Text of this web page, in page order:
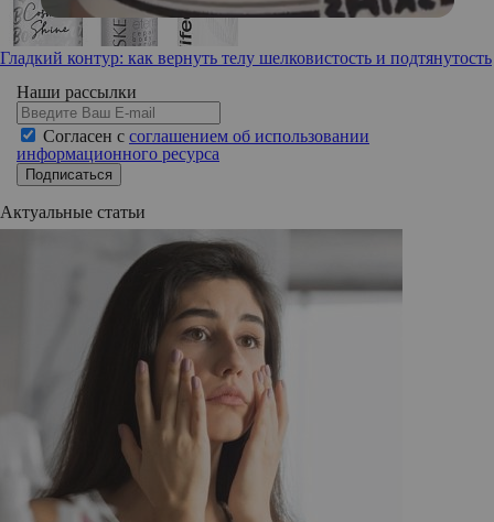
Гладкий контур: как вернуть телу шелковистость и подтянутость
Наши рассылки
Согласен с соглашением об использовании
информационного ресурса
Подписаться
Актуальные статьи